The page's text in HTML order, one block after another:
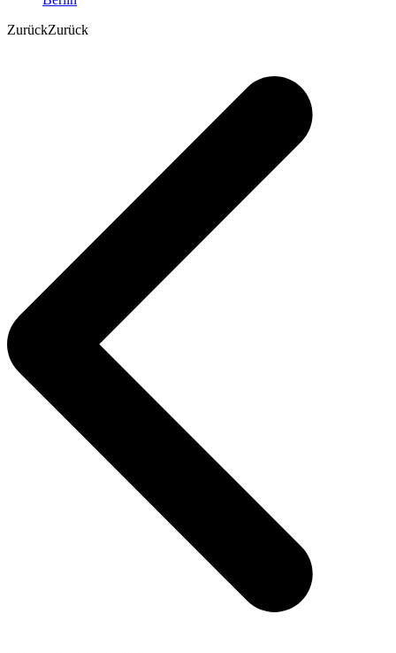
ZurückZurück